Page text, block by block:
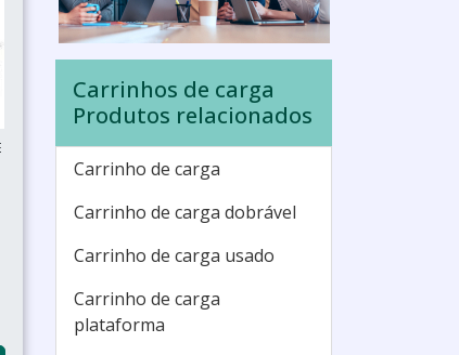
Carrinhos de carga
Produtos relacionados
Carrinho de carga
Carrinho de carga dobrável
Carrinho de carga usado
Carrinho de carga
plataforma